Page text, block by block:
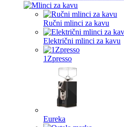
Ručni mlinci za kavu
Električni mlinci za kavu
1Zpresso
Eureka